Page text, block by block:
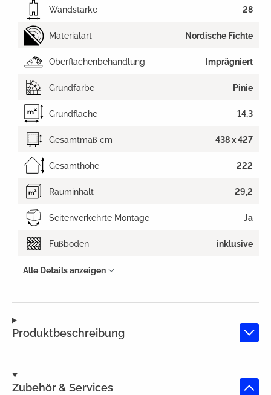
Produktbeschreibung
Zubehör & Services
Wandstärke 28
Materialart Nordische Fichte
Oberflächenbehandlung Imprägniert
Grundfarbe Pinie
Grundfläche 14,3
Gesamtmaß cm 438 x 427
Gesamthöhe 222
Rauminhalt 29,2
Seitenverkehrte Montage Ja
Fußboden inklusive
Alle Details anzeigen